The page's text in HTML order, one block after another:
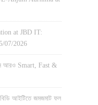
at JBD IT:
07/2026
আরও Smart, Fast &
আইটিতে জমজমাট ফল